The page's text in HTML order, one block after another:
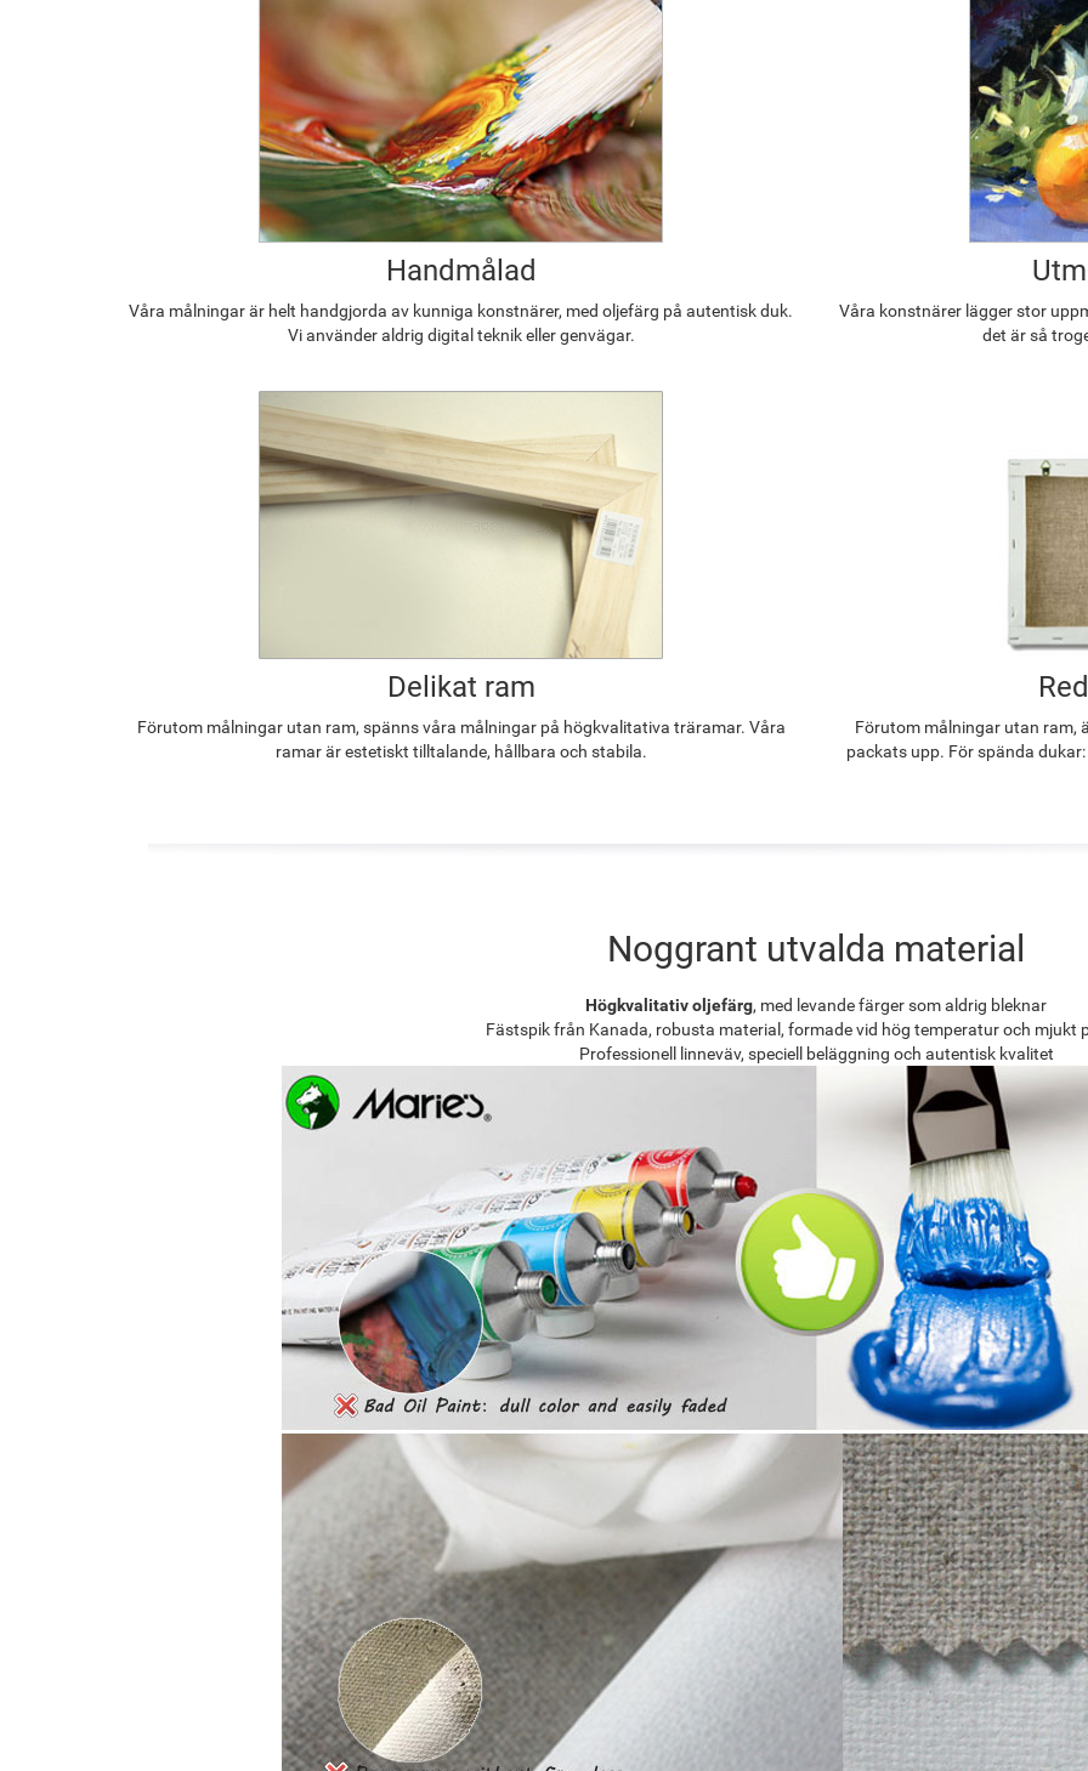
Handmålad
Våra målningar är helt handgjorda av kunniga konstnärer, med oljefärg på autentisk duk.
Vi använder aldrig digital teknik eller genvägar.
Våra konstnärer lägger stor
det är så
Delikat ram
Förutom målningar utan ram, spänns våra målningar på högkvalitativa träramar. Våra
ramar är estetiskt tilltalande, hållbara och stabila.
Förutom målningar utan ram,
packats upp. För spända
Noggrant utvalda material
Högkvalitativ oljefärg, med levande färger som aldrig bleknar
Fästspik från Kanada, robusta material, formade vid hög temperatur och mjukt
Professionell linneväv, speciell beläggning och autentisk kvalitet